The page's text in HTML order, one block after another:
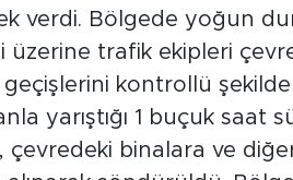
verdi. Bölgede yoğun
üzerine trafik ekipleri
kontrollü şekilde
yarıştığı 1 buçuk saat
çevredeki binalara ve